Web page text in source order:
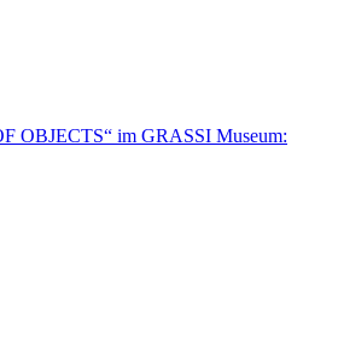
OBJECTS“ im GRASSI Museum: